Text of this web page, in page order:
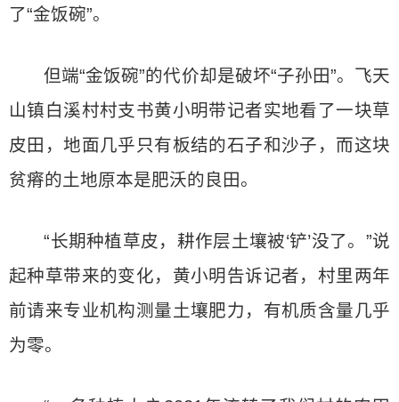
了“金饭碗”。
但端“金饭碗”的代价却是破坏“子孙田”。飞天
山镇白溪村村支书黄小明带记者实地看了一块草
皮田，地面几乎只有板结的石子和沙子，而这块
贫瘠的土地原本是肥沃的良田。
“长期种植草皮，耕作层土壤被‘铲’没了。”说
起种草带来的变化，黄小明告诉记者，村里两年
前请来专业机构测量土壤肥力，有机质含量几乎
为零。